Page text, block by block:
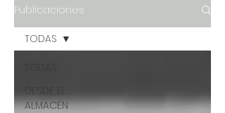
Publicaciones
DESDE EL
ALMACÉN
TODAS